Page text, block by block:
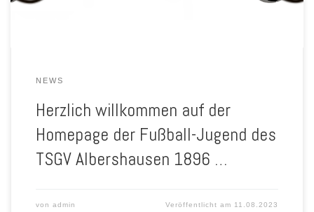
NEWS
Herzlich willkommen auf der
Homepage der Fußball-Jugend des
TSGV Albershausen 1896 …
von admin Veröffentlicht am 11.08.2023